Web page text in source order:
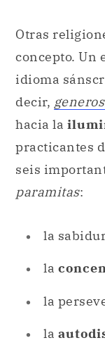
Otras
concepto. Un
idioma
decir,
hacia la
practicantes
seis
paramitas:
la
la
la
la